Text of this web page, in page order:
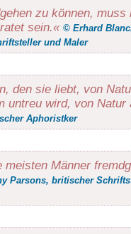
zu können, muss
sein.« © Erhard
und Maler
den sie liebt, von
untreu wird, von
Aphoristker
meisten Männer
Parsons, britischer